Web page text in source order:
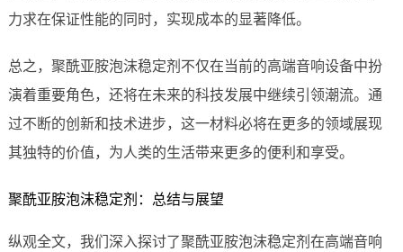
力求在保证性能的同时，实现成本的显著降低。
总之，聚酰亚胺泡沫稳定剂不仅在当前的高端音响设备中扮
演着重要角色，还将在未来的科技发展中继续引领潮流。通
过不断的创新和技术进步，这一材料必将在更多的领域展现
其独特的价值，为人类的生活带来更多的便利和享受。
聚酰亚胺泡沫稳定剂：总结与展望
纵观全文，我们深入探讨了聚酰亚胺泡沫稳定剂在高端音响